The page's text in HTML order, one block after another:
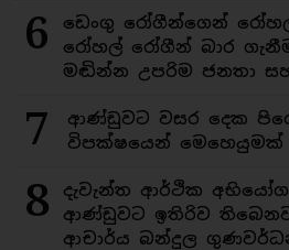
6
ඩෙංගු රෝගීන්ගෙන්
රෝහල් රෝගීන් බාර
මඬින්න උපරිම ජනතා
7
ආණ්ඩුවට වසර දෙක
විපක්ෂයෙන් මෙහෙයුමක්
8
දැවැන්ත ආර්ථික
ආණ්ඩුවට ඉතිරිව
ආචාර්ය බන්දුල